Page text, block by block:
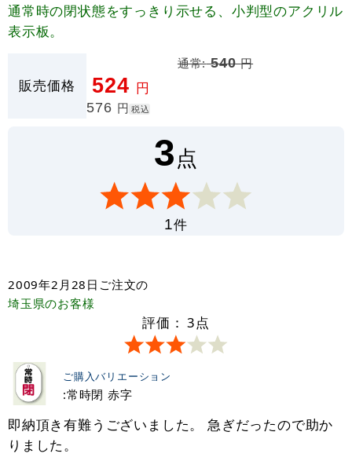
通常時の閉状態をすっきり示せる、小判型のアクリル
表示板。
販売価格
通常:540円
524 円
576 円 税込
3点
1件
2009年2月28日 ご注文の
埼玉県のお客様
評価： 3点
ご購入バリエーション
:常時閉 赤字
即納頂き有難うございました。 急ぎだったので助か
りました。